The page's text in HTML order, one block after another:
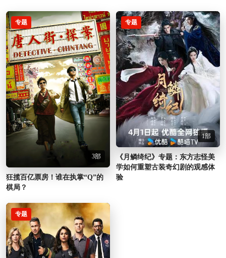
专题
3部
狂揽百亿票房！谁在执掌“Q”的
棋局？
专题
1部
《月鳞绮纪》专题：东方志怪美
学如何重塑古装奇幻剧的观感体
验
专题